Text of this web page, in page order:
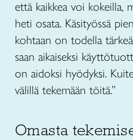
että kaikkea voi kokeilla,
heti osata. Käsityössä
kohtaan on todella
saan aikaiseksi
on aidoksi hyödyksi.
välillä tekemään töitä.”
Omasta